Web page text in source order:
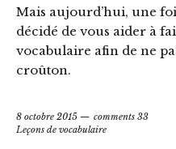
Mais aujourd’hui, une
décidé de vous aider à
vocabulaire afin de ne
croûton.
8 octobre 2015
comments 33
Leçons de vocabulaire